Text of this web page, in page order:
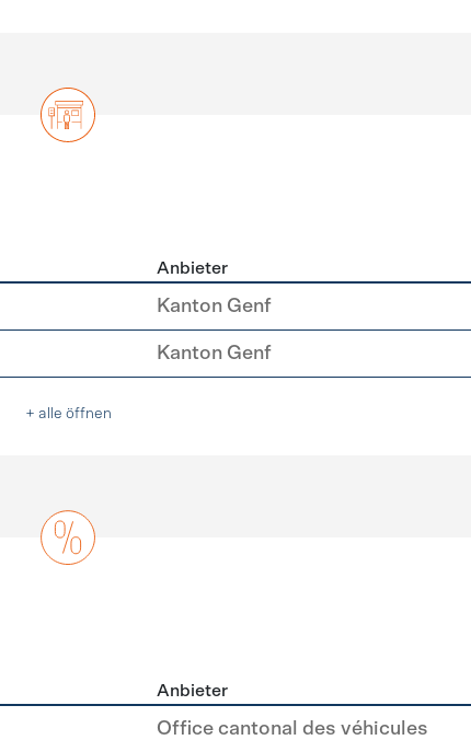
Anbieter
Kanton Genf
Kanton Genf
+ alle öffnen
Anbieter
Office cantonal des véhicules